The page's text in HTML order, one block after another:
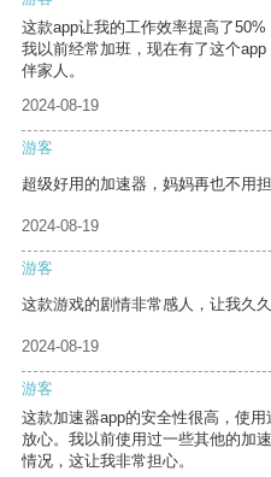
这款app让我的工作效率提高了50%
我以前经常加班，现在有了这个
伴家人。
2024-08-19
游客
超级好用的加速器，妈妈再也不用
2024-08-19
游客
这款游戏的剧情非常感人，让我久久
2024-08-19
游客
这款加速器app的安全性很高，使
放心。我以前使用过一些其他的加
情况，这让我非常担心。